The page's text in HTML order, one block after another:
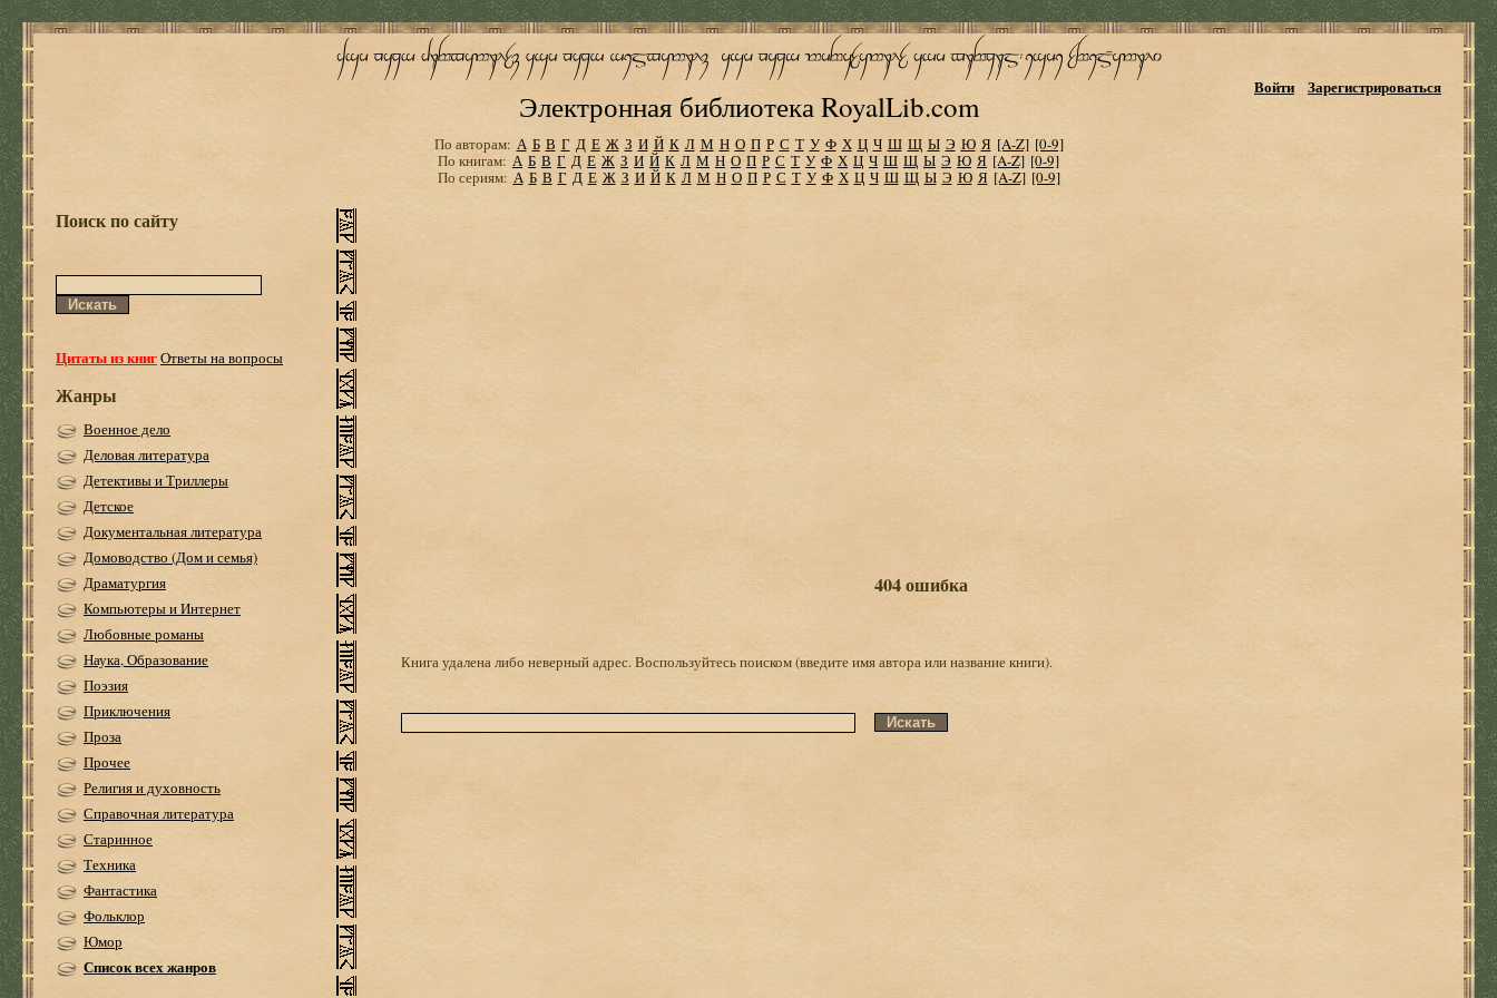
Электронная библиотека RoyalLib.com
Войти Зарегистрироваться
По авторам: А Б В Г Д Е Ж З И Й К Л М Н О П Р С Т У Ф Х Ц Ч Ш Щ Ы Э Ю Я [A-Z] [0-9]
По книгам: А Б В Г Д Е Ж З И Й К Л М Н О П Р С Т У Ф Х Ц Ч Ш Щ Ы Э Ю Я [A-Z] [0-9]
По сериям: А Б В Г Д Е Ж З И Й К Л М Н О П Р С Т У Ф Х Ц Ч Ш Щ Ы Э Ю Я [A-Z] [0-9]
Поиск по сайту
Цитаты из книгОтветы на вопросы
Жанры
Военное дело
Деловая литература
Детективы и Триллеры
Детское
Документальная литература
Домоводство (Дом и семья)
Драматургия
Компьютеры и Интернет
Любовные романы
Наука, Образование
Поэзия
Приключения
Проза
Прочее
Религия и духовность
Справочная литература
Старинное
Техника
Фантастика
Фольклор
Юмор
Список всех жанров
404 ошибка
Книга удалена либо неверный адрес. Воспользуйтесь поиском (введите имя автора или название книги).